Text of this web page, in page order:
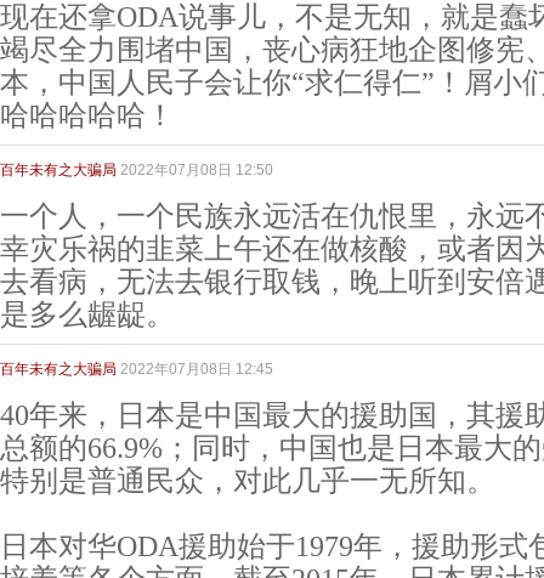
现在还拿ODA说事儿，不是无知，就是蠢
竭尽全力围堵中国，丧心病狂地企图修宪
本，中国人民子会让你“求仁得仁”！屑小
哈哈哈哈哈！
百年未有之大骗局 2022年07月08日 12:50
一个人，一个民族永远活在仇恨里，永远
幸灾乐祸的韭菜上午还在做核酸，或者因
去看病，无法去银行取钱，晚上听到安倍
是多么龌龊。
百年未有之大骗局 2022年07月08日 12:45
40年来，日本是中国最大的援助国，其援
总额的66.9%；同时，中国也是日本最大
特别是普通民众，对此几乎一无所知。
日本对华ODA援助始于1979年，援助形